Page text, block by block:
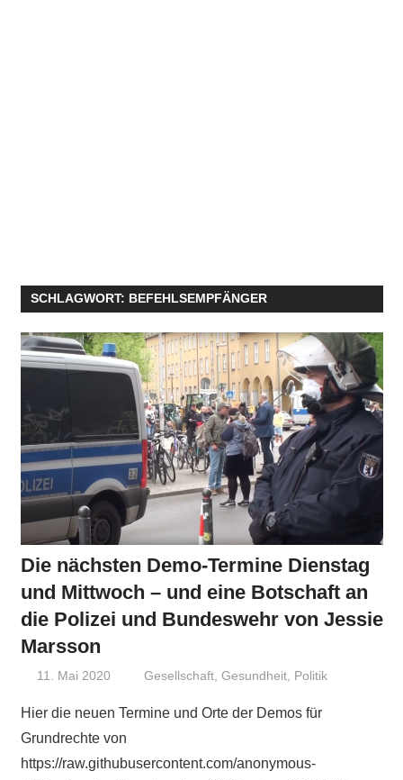
SCHLAGWORT: BEFEHLSEMPFÄNGER
Die nächsten Demo-Termine Dienstag
und Mittwoch – und eine Botschaft an
die Polizei und Bundeswehr von Jessie
Marsson
11. Mai 2020 Niki Vogt
Gesellschaft,Gesundheit, Politik
Hier die neuen Termine und Orte der Demos für
Grundrechte von
https://raw.githubusercontent.com/anonymous-